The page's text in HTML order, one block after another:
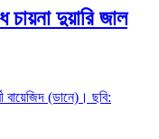
চায়না দুয়ারি জাল